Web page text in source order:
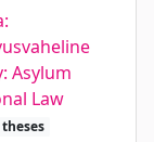
Asylum
Law